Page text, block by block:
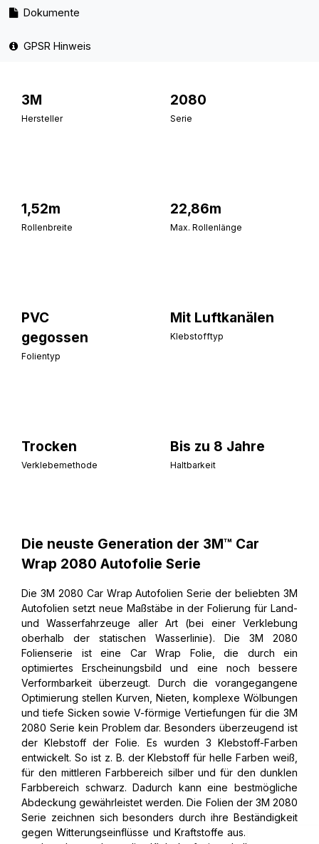
Dokumente
GPSR Hinweis
Die neuste Generation der 3M™ Car
Wrap 2080 Autofolie Serie
Die 3M 2080 Car Wrap Autofolien Serie der beliebten 3M
Autofolien setzt neue Maßstäbe in der Folierung für Land-
und Wasserfahrzeuge aller Art (bei einer Verklebung
oberhalb der statischen Wasserlinie). Die 3M 2080
Folienserie ist eine Car Wrap Folie, die durch ein
optimiertes Erscheinungsbild und eine noch bessere
Verformbarkeit überzeugt. Durch die vorangegangene
Optimierung stellen Kurven, Nieten, komplexe Wölbungen
und tiefe Sicken sowie V-förmige Vertiefungen für die 3M
2080 Serie kein Problem dar. Besonders überzeugend ist
der Klebstoff der Folie. Es wurden 3 Klebstoff-Farben
entwickelt. So ist z. B. der Klebstoff für helle Farben weiß,
für den mittleren Farbbereich silber und für den dunklen
Farbbereich schwarz. Dadurch kann eine bestmögliche
Abdeckung gewährleistet werden. Die Folien der 3M 2080
Serie zeichnen sich besonders durch ihre Beständigkeit
gegen Witterungseinflüsse und Kraftstoffe aus. Hierbei ist
3M
Hersteller
2080
Serie
1,52m
Rollenbreite
22,86m
Max. Rollenlänge
PVC
gegossen
Folientyp
Mit Luftkanälen
Klebstofftyp
Trocken
Verklebemethode
Bis zu 8 Jahre
Haltbarkeit